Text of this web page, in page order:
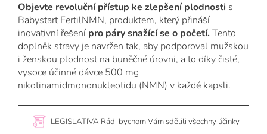
Objevte revoluční přístup ke zlepšení plodnosti s
Babystart FertilNMN, produktem, který přináší
inovativní řešení pro páry snažící se o početí. Tento
doplněk stravy je navržen tak, aby podporoval mužskou
i ženskou plodnost na buněčné úrovni, a to díky čisté,
vysoce účinné dávce 500 mg
nikotinamidmononukleotidu (NMN) v každé kapsli.
LEGISLATIVA Rádi bychom Vám sdělili všechny účinky